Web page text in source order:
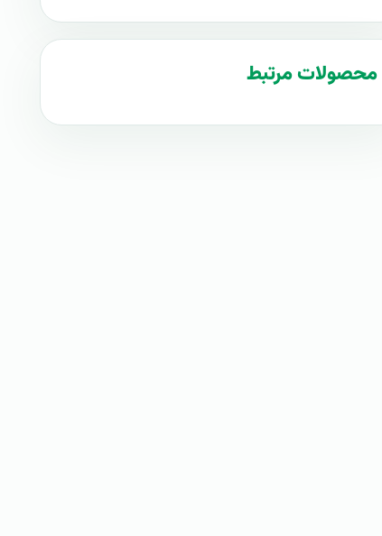
محصولات مرتبط